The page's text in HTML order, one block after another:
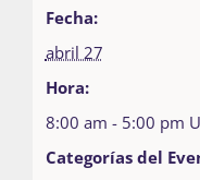
Fecha:
abril 27
Hora:
8:00 am - 5:00 pm
Categorías del